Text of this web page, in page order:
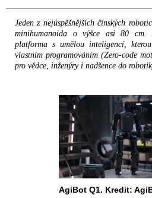
Jeden z nejúspěšnějších čínských
minihumanoida o výšce asi 80
platforma s umělou inteligencí,
vlastním programováním (Zero-code
pro vědce, inženýry i nadšence do
AgiBot Q1. Kredit: